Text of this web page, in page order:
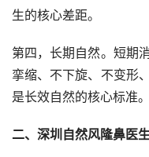
生的核心差距。
第四，长期自然。短期
挛缩、不下旋、不变形
是长效自然的核心标准。
二、深圳自然风隆鼻医